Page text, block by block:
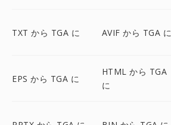
TXT から TGA に AVIF から TGA に
EPS から TGA に
HTML から TGA
に